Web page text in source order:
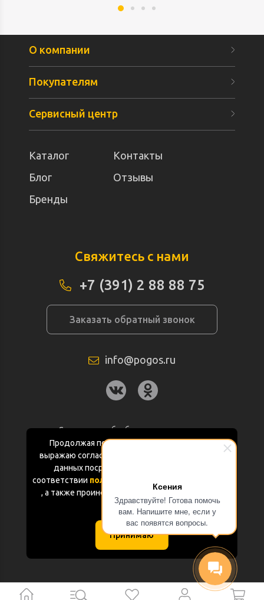
Ксения
Здравствуйте! Готова помочь
вам. Напишите мне, если у
вас появятся вопросы.
Продолжая пользоваться данным сайтом
выражаю согласие на обработку персональных
данных посредством Яндекс.Метрика в
соответствии политикой конфиденциальности
, а также проинформирован об использовании
Cookie-файлов
Принимаю
О компании
Покупателям
Сервисный центр
Каталог
Контакты
Блог
Отзывы
Бренды
Свяжитесь с нами
+7 (391) 2 88 88 75
Заказать обратный звонок
info@pogos.ru
Согласие на обработку персональных
данных
Политика конфиденциальности
Документация
Карта сайта
(с) «POGOS.ru» 2010-2026 (ИП Чивчян М.Р.)